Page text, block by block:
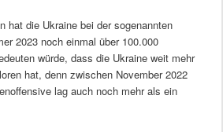
hat die Ukraine bei der sogenannten
2023 noch einmal über 100.000
würde, dass die Ukraine weit mehr
hat, denn zwischen November 2022
lag auch noch mehr als ein